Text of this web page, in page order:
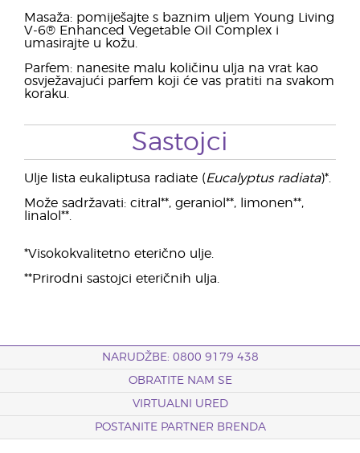
Masaža: pomiješajte s baznim uljem Young Living
V-6® Enhanced Vegetable Oil Complex i
umasirajte u kožu.
Parfem: nanesite malu količinu ulja na vrat kao
osvježavajući parfem koji će vas pratiti na svakom
koraku.
Sastojci
Ulje lista eukaliptusa radiate (Eucalyptus radiata)*.
Može sadržavati: citral**, geraniol**, limonen**,
linalol**.
*Visokokvalitetno eterično ulje.
**Prirodni sastojci eteričnih ulja.
NARUDŽBE: 0800 9179 438
OBRATITE NAM SE
VIRTUALNI URED
POSTANITE PARTNER BRENDA